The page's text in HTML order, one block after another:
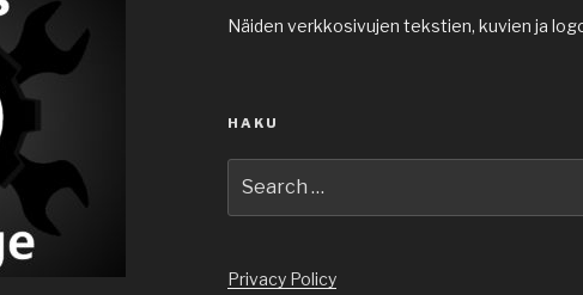
Näiden verkkosivujen tekstien, kuvien ja
HAKU
for:
Privacy Policy